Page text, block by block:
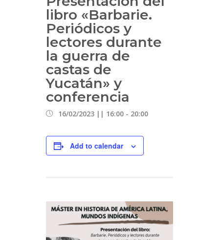
libro «Barbarie.
Periódicos y
lectores durante
la guerra de
castas de
Yucatán» y
conferencia
16/02/2023 || 16:00 - 20:00
Add to calendar